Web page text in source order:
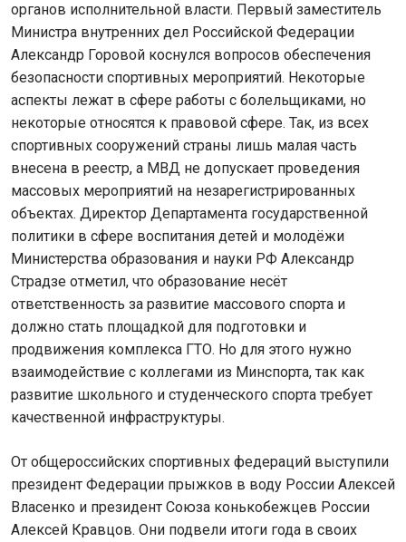
органов исполнительной власти. Первый заместитель
Министра внутренних дел Российской Федерации
Александр Горовой коснулся вопросов обеспечения
безопасности спортивных мероприятий. Некоторые
аспекты лежат в сфере работы с болельщиками, но
некоторые относятся к правовой сфере. Так, из всех
спортивных сооружений страны лишь малая часть
внесена в реестр, а МВД не допускает проведения
массовых мероприятий на незарегистрированных
объектах. Директор Департамента государственной
политики в сфере воспитания детей и молодёжи
Министерства образования и науки РФ Александр
Страдзе отметил, что образование несёт
ответственность за развитие массового спорта и
должно стать площадкой для подготовки и
продвижения комплекса ГТО. Но для этого нужно
взаимодействие с коллегами из Минспорта, так как
развитие школьного и студенческого спорта требует
качественной инфраструктуры.
От общероссийских спортивных федераций выступили
президент Федерации прыжков в воду России Алексей
Власенко и президент Союза конькобежцев России
Алексей Кравцов. Они подвели итоги года в своих